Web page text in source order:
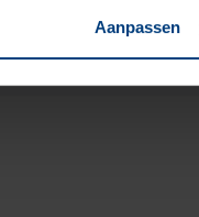
Aanpassen